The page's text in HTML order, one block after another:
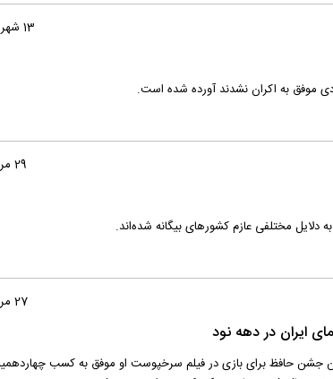
13 شهریور 1399
موفق به اکران نشدند آورده شده است.
29 مرداد 1399
دلایل مختلفی عازم کشورهای بیگانه شده‌اند.
27 مرداد 1399
ایران در دهه نود
جشن حافظ برای بازی در فیلم سرخپوست او موفق به کسب